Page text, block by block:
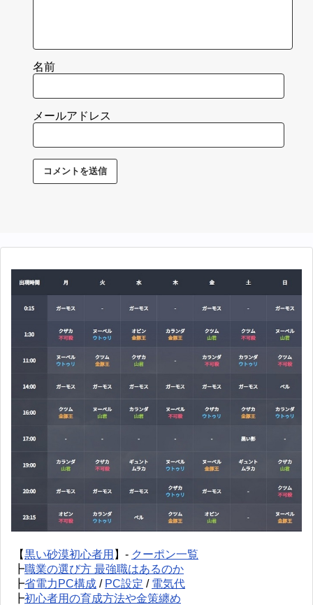
名前
メールアドレス
【黒い砂漠初心者用 】- クーポン一覧
┣職業の選び方 最強職はあるのか
┣省電力PC構成 / PC設定 / 電気代
┣初心者用の育成方法や金策纏め